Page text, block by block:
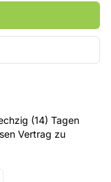
(14) Tagen
Vertrag zu